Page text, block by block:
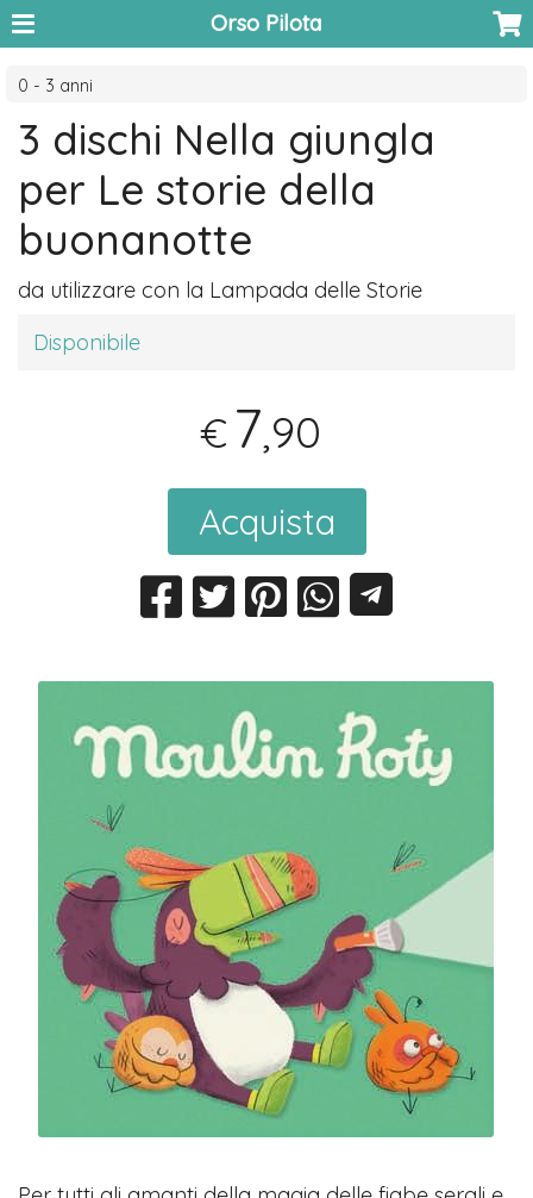
Orso Pilota
0 - 3 anni
3 dischi Nella giungla
per Le storie della
buonanotte
da utilizzare con la Lampada delle Storie
Disponibile
€ 7,90
Acquista